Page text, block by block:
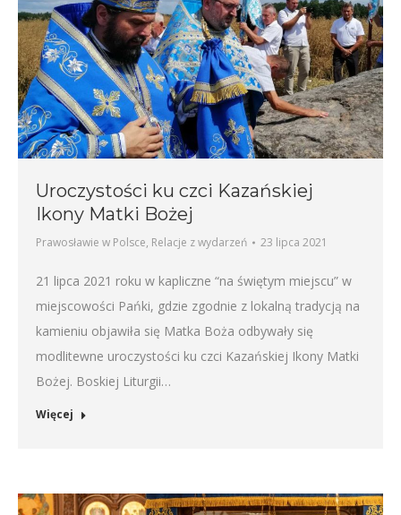
Uroczystości ku czci Kazańskiej
Ikony Matki Bożej
Prawosławie w Polsce, Relacje z wydarzeń 23 lipca 2021
21 lipca 2021 roku w kapliczne “na świętym miejscu” w
miejscowości Pańki, gdzie zgodnie z lokalną tradycją na
kamieniu objawiła się Matka Boża odbywały się
modlitewne uroczystości ku czci Kazańskiej Ikony Matki
Bożej. Boskiej Liturgii…
Więcej